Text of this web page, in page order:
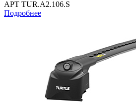
АРТ TUR.A2.106.S
Подробнее